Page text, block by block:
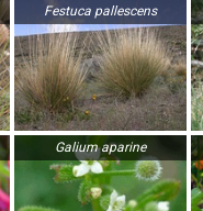
Festuca pallescens
Galium aparine